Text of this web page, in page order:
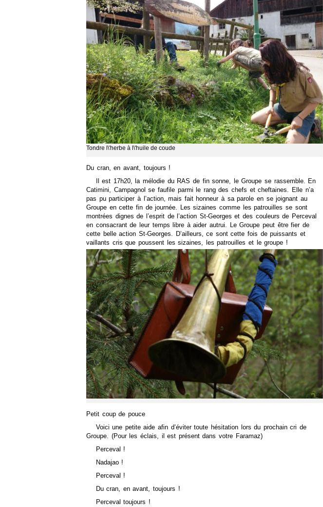
Tondre l\'herbe à l\'huile de coude
Du cran, en avant, toujours !
Il est 17h20, la mélodie du RAS de fin sonne, le Groupe se rassemble. En
Catimini, Campagnol se faufile parmi le rang des chefs et cheftaines. Elle n’a
pas pu participer à l’action, mais fait honneur à sa parole en se joignant au
Groupe en cette fin de journée. Les sizaines comme les patrouilles se sont
montrées dignes de l’esprit de l’action St-Georges et des couleurs de Perceval
en consacrant de leur temps libre à aider autrui. Le Groupe peut être fier de
cette belle action St-Georges. D’ailleurs, ce sont cette fois de puissants et
vaillants cris que poussent les sizaines, les patrouilles et le groupe !
Petit coup de pouce
Voici une petite aide afin d’éviter toute hésitation lors du prochain cri de
Groupe. (Pour les éclais, il est présent dans votre Faramaz)
Perceval !
Nadajao !
Perceval !
Du cran, en avant, toujours !
Perceval toujours !